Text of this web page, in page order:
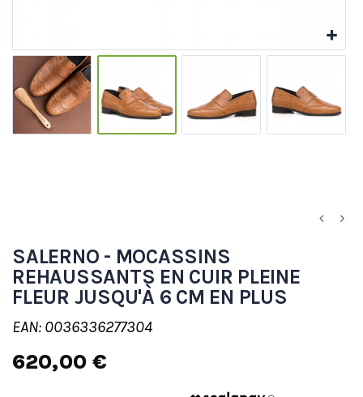
SALERNO - MOCASSINS
REHAUSSANTS EN CUIR PLEINE
FLEUR JUSQU'À 6 CM EN PLUS
EAN: 0036336277304
620,00 €